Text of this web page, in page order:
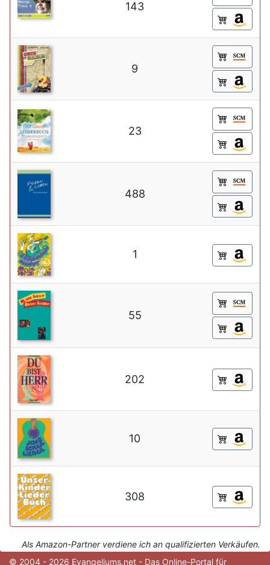
143
9
23
488
1
55
202
10
308
Als Amazon-Partner verdiene ich an qualifizierten Verkäufen.
© 2004 - 2026 Evangeliums.net - Das Online-Portal für